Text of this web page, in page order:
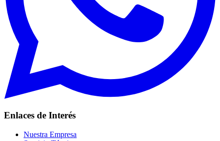
Enlaces de Interés
Nuestra Empresa